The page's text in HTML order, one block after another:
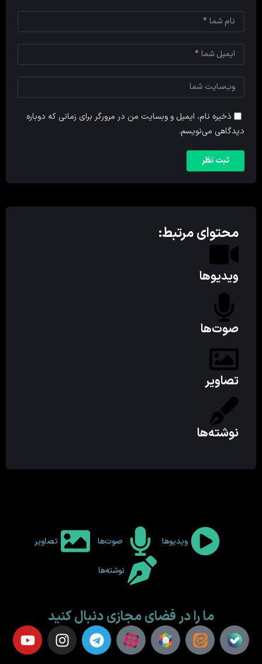
ذخیره نام، ایمیل و وبسایت من در مرورگر برای زمانی که دوباره
دیدگاهی می‌نویسم.
محتوای مرتبط:
ویدیوها
صوت‌ها
تصاویر
نوشته‌ها
ویدیوها صوت‌ها تصاویر
نوشته‌ها
ما را در فضای مجازی دنبال کنید